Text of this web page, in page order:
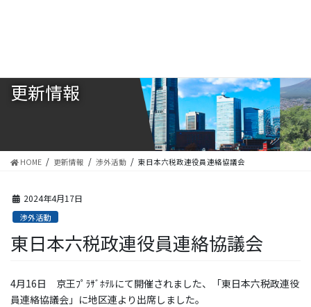
に
ョ
更新情報
HOME 更新情報 渉外活動 東日本六税政連役員連絡協議会
2024年4月17日
渉外活動
東日本六税政連役員連絡協議会
4月16日 京王ﾌﾟﾗｻﾞﾎﾃﾙにて開催されました、「東日本六税政連役
員連絡協議会」に地区連より出席しました。